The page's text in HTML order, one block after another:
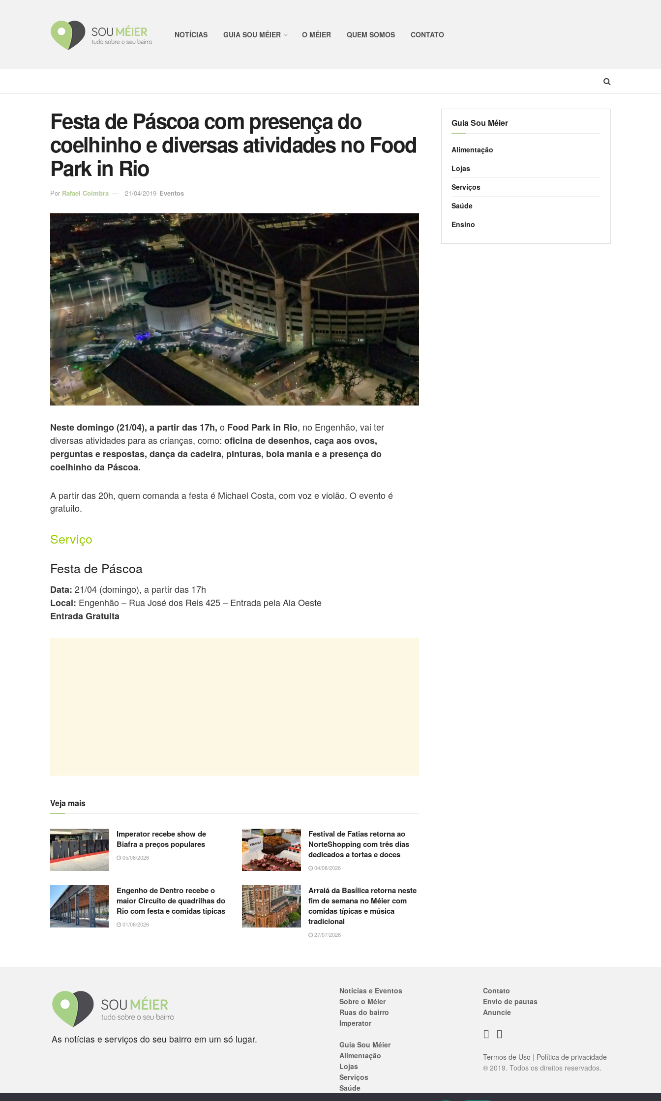
NOTÍCIAS GUIA SOU MÉIER O MÉIER QUEM SOMOS CONTATO
Festa de Páscoa com presença do
coelhinho e diversas atividades no Food
Park in Rio
Por Rafael Coimbra 21/04/2019 Eventos
Neste domingo (21/04), a partir das 17h, o Food Park in Rio, no Engenhão, vai ter
diversas atividades para as crianças, como: oficina de desenhos, caça aos ovos,
perguntas e respostas, dança da cadeira, pinturas, bola mania e a presença do
coelhinho da Páscoa.
A partir das 20h, quem comanda a festa é Michael Costa, com voz e violão. O evento é
gratuito.
Serviço
Festa de Páscoa
Data: 21/04 (domingo), a partir das 17h
Local: Engenhão – Rua José dos Reis 425 – Entrada pela Ala Oeste
Entrada Gratuita
Veja mais
Imperator recebe show de
Biafra a preços populares
05/08/2026
Festival de Fatias retorna ao
NorteShopping com três dias
dedicados a tortas e doces
04/08/2026
Engenho de Dentro recebe o
maior Circuito de quadrilhas do
Rio com festa e comidas típicas
01/08/2026
Arraiá da Basílica retorna neste
fim de semana no Méier com
comidas típicas e música
tradicional
27/07/2026
Guia Sou Méier
Alimentação
Lojas
Serviços
Saúde
Ensino
As notícias e serviços do seu bairro em um só lugar.
Notícias e Eventos
Sobre o Méier
Ruas do bairro
Imperator
Guia Sou Méier
Alimentação
Lojas
Serviços
Saúde
Contato
Envio de pautas
Anuncie
Termos de Uso | Política de privacidade
® 2019. Todos os direitos reservados.